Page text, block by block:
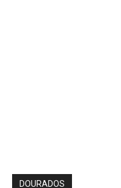
DOURADOS